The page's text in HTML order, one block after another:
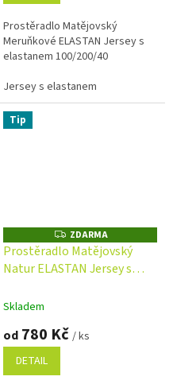
Prostěradlo Matějovský
Meruňkové ELASTAN Jersey s
elastanem 100/200/40
Jersey s elastanem
Tip
Z
D
A
R
ZDARMA
Prostěradlo Matějovský
Natur ELASTAN Jersey s
Skladem
od 780 Kč / ks
DETAIL